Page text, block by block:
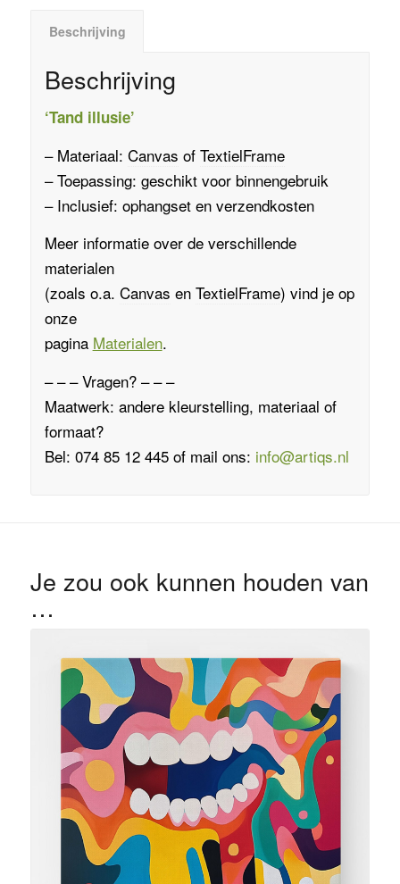
Beschrijving
Beschrijving
‘Tand illusie’
– Materiaal: Canvas of TextielFrame
– Toepassing: geschikt voor binnengebruik
– Inclusief: ophangset en verzendkosten
Meer informatie over de verschillende
materialen
(zoals o.a. Canvas en TextielFrame) vind je op
onze
pagina Materialen.
– – – Vragen? – – –
Maatwerk: andere kleurstelling, materiaal of
formaat?
Bel: 074 85 12 445 of mail ons: info@artiqs.nl
Je zou ook kunnen houden van
…